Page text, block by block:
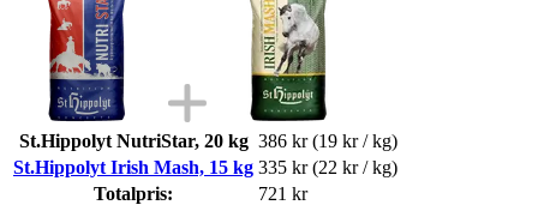
St.Hippolyt NutriStar, 20 kg 386 kr (19 kr / kg)
St.Hippolyt Irish Mash, 15 kg 335 kr (22 kr / kg)
Totalpris:
721 kr